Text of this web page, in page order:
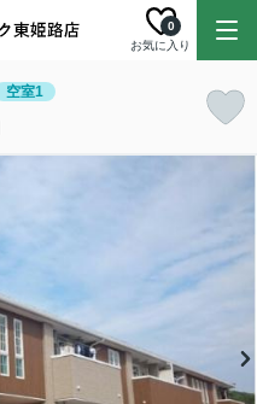
お気に入り
0
空室1